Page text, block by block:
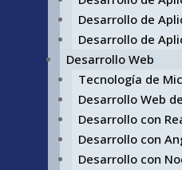
Desarrollo de
Desarrollo de
Desarrollo Web
Tecnología de
Desarrollo Web
Desarrollo con
Desarrollo con
Desarrollo con